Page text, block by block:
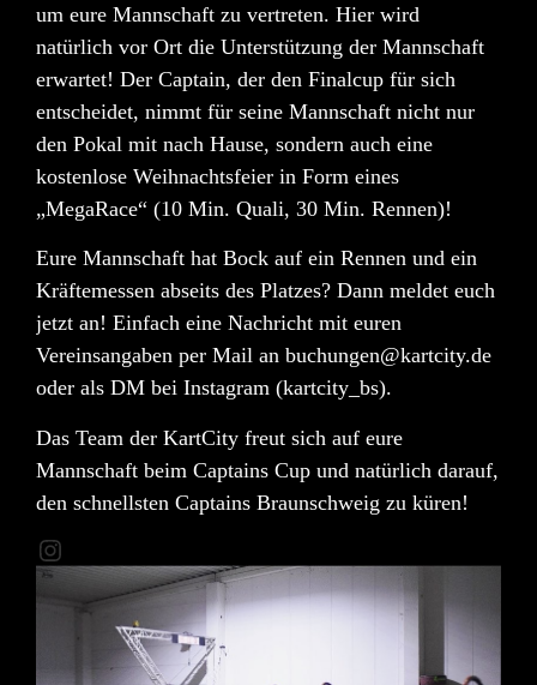
um eure Mannschaft zu vertreten. Hier wird
natürlich vor Ort die Unterstützung der Mannschaft
erwartet! Der Captain, der den Finalcup für sich
entscheidet, nimmt für seine Mannschaft nicht nur
den Pokal mit nach Hause, sondern auch eine
kostenlose Weihnachtsfeier in Form eines
„MegaRace“ (10 Min. Quali, 30 Min. Rennen)!
Eure Mannschaft hat Bock auf ein Rennen und ein
Kräftemessen abseits des Platzes? Dann meldet euch
jetzt an! Einfach eine Nachricht mit euren
Vereinsangaben per Mail an buchungen@kartcity.de
oder als DM bei Instagram (kartcity_bs).
Das Team der KartCity freut sich auf eure
Mannschaft beim Captains Cup und natürlich darauf,
den schnellsten Captains Braunschweig zu küren!